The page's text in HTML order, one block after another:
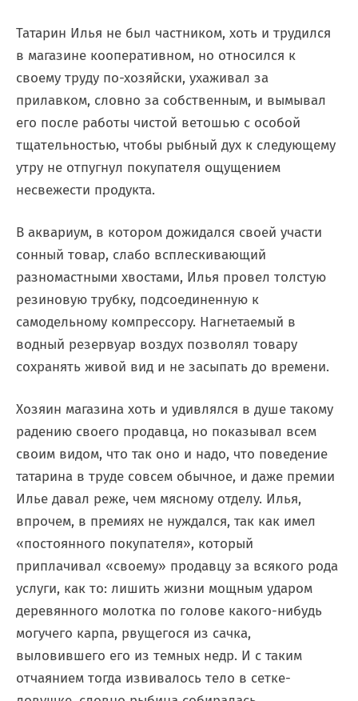
Татарин Илья не был частником, хоть и трудился
в магазине кооперативном, но относился к
своему труду по-хозяйски, ухаживал за
прилавком, словно за собственным, и вымывал
его после работы чистой ветошью с особой
тщательностью, чтобы рыбный дух к следующему
утру не отпугнул покупателя ощущением
несвежести продукта.
В аквариум, в котором дожидался своей участи
сонный товар, слабо всплескивающий
разномастными хвостами, Илья провел толстую
резиновую трубку, подсоединенную к
самодельному компрессору. Нагнетаемый в
водный резервуар воздух позволял товару
сохранять живой вид и не засыпать до времени.
Хозяин магазина хоть и удивлялся в душе такому
радению своего продавца, но показывал всем
своим видом, что так оно и надо, что поведение
татарина в труде совсем обычное, и даже премии
Илье давал реже, чем мясному отделу. Илья,
впрочем, в премиях не нуждался, так как имел
«постоянного покупателя», который
приплачивал «своему» продавцу за всякого рода
услуги, как то: лишить жизни мощным ударом
деревянного молотка по голове какого-нибудь
могучего карпа, рвущегося из сачка,
выловившего его из темных недр. И с таким
отчаянием тогда извивалось тело в сетке-